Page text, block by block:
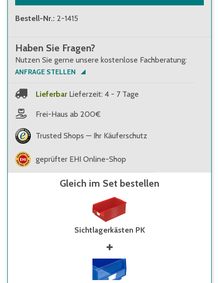
Bestell-Nr.: 2-1415
Haben Sie Fragen?
Nutzen Sie gerne unsere kostenlose Fachberatung:
ANFRAGE STELLEN
Lieferbar Lieferzeit: 4 - 7 Tage
Frei-Haus ab 200€
Trusted Shops — Ihr Käuferschutz
geprüfter EHI Online-Shop
Gleich im Set bestellen
Sichtlagerkästen PK